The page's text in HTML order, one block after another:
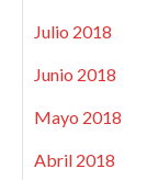
Julio 2018
Junio 2018
Mayo 2018
Abril 2018